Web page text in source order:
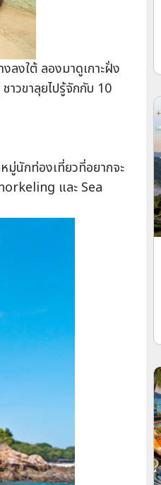
ลงใต้ ลองมาดูเกาะฝั่ง
าวขาลุยไปรู้จักกับ 10
มู่นักท่องเที่ยวที่อยากจะ
และ Sea